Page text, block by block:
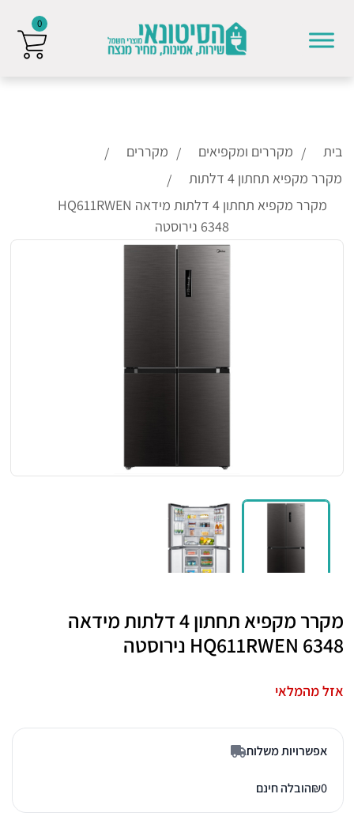
בית מקררים ומקפיאים
מקררים
מקרר מקפיא תחתון 4 דלתות
מקרר מקפיא תחתון 4 דלתות מידאה HQ611RWEN
6348 נירוסטה
מקרר מקפיא תחתון 4 דלתות מידאה
HQ611RWEN 6348 נירוסטה
אזל מהמלאי
אפשרויות משלוח
₪0 הובלה חינם
0